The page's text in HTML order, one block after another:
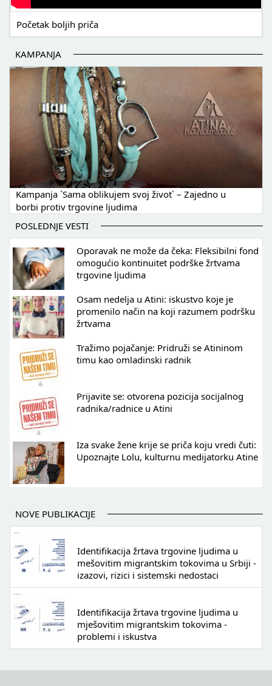
Početak boljih priča
KAMPANJA
Kampanja `Sama oblikujem svoj život` – Zajedno u
borbi protiv trgovine ljudima
POSLEDNJE VESTI
Oporavak ne može da čeka: Fleksibilni fond
omogućio kontinuitet podrške žrtvama
trgovine ljudima
Osam nedelja u Atini: iskustvo koje je
promenilo način na koji razumem podršku
žrtvama
Tražimo pojačanje: Pridruži se Atininom
timu kao omladinski radnik
Prijavite se: otvorena pozicija socijalnog
radnika/radnice u Atini
Iza svake žene krije se priča koju vredi čuti:
Upoznajte Lolu, kulturnu medijatorku Atine
NOVE PUBLIKACIJE
Identifikacija žrtava trgovine ljudima u
mešovitim migrantskim tokovima u Srbiji -
izazovi, rizici i sistemski nedostaci
Identifikacija žrtava trgovine ljudima u
mješovitim migrantskim tokovima -
problemi i iskustva